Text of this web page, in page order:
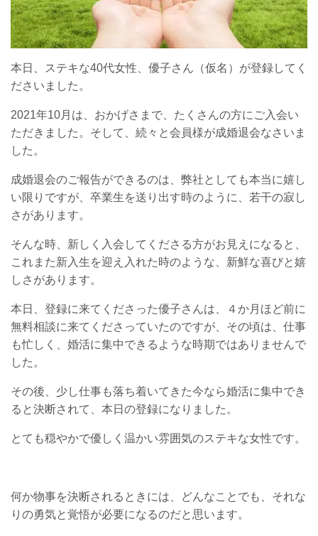
本日、ステキな40代女性、優子さん（仮名）が登録してく
ださいました。
2021年10月は、おかげさまで、たくさんの方にご入会い
ただきました。そして、続々と会員様が成婚退会なさいま
した。
成婚退会のご報告ができるのは、弊社としても本当に嬉し
い限りですが、卒業生を送り出す時のように、若干の寂し
さがあります。
そんな時、新しく入会してくださる方がお見えになると、
これまた新入生を迎え入れた時のような、新鮮な喜びと嬉
しさがあります。
本日、登録に来てくださった優子さんは、４か月ほど前に
無料相談に来てくださっていたのですが、その頃は、仕事
も忙しく、婚活に集中できるような時期ではありませんで
した。
その後、少し仕事も落ち着いてきた今なら婚活に集中でき
ると決断されて、本日の登録になりました。
とても穏やかで優しく温かい雰囲気のステキな女性です。
何か物事を決断されるときには、どんなことでも、それな
りの勇気と覚悟が必要になるのだと思います。